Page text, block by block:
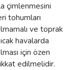
çimlenmesini
tohumları
ve toprak
havalarda
için özen
edilmelidir.